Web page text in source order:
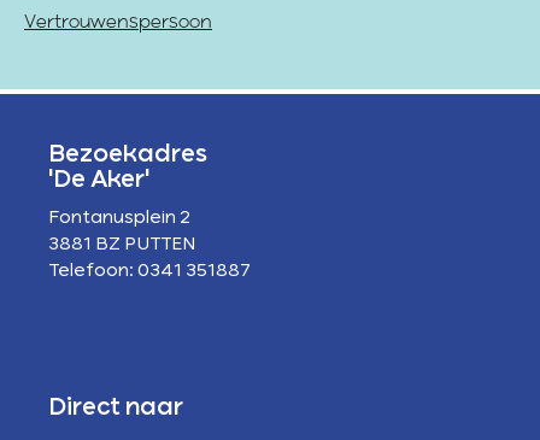
Vertrouwenspersoon
Bezoekadres
'De Aker'
Fontanusplein 2
3881 BZ PUTTEN
Telefoon: 0341 351887
Direct naar